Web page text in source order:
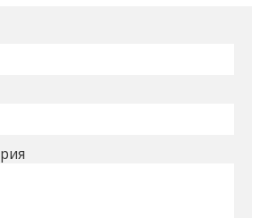
см, ширина 48,5 см, высота 101
25,5 см, высота 30 см;